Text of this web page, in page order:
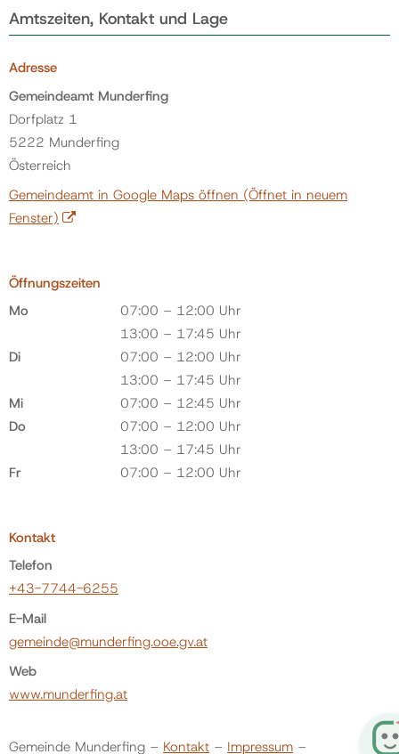
Amtszeiten, Kontakt und Lage
Adresse
Gemeindeamt Munderfing
Dorfplatz 1
5222 Munderfing
Österreich
Gemeindeamt in Google Maps öffnen (Öffnet in neuem
Fenster)
Öffnungszeiten
Mo
07:00 – 12:00 Uhr
13:00 – 17:45 Uhr
Di
07:00 – 12:00 Uhr
13:00 – 17:45 Uhr
Mi
07:00 – 12:45 Uhr
Do
07:00 – 12:00 Uhr
13:00 – 17:45 Uhr
Fr
07:00 – 12:00 Uhr
Kontakt
Telefon
+43-7744-6255
E-Mail
gemeinde@munderfing.ooe.gv.at
Web
www.munderfing.at
Gemeinde Munderfing – Kontakt – Impressum –